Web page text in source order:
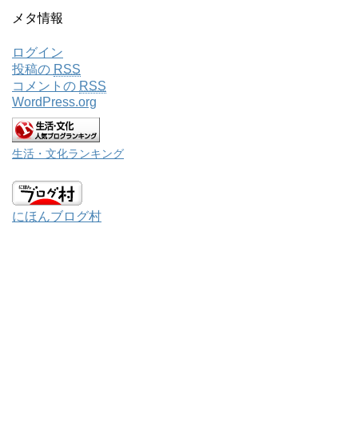
メタ情報
ログイン
投稿の RSS
コメントの RSS
WordPress.org
生活・文化ランキング
にほんブログ村